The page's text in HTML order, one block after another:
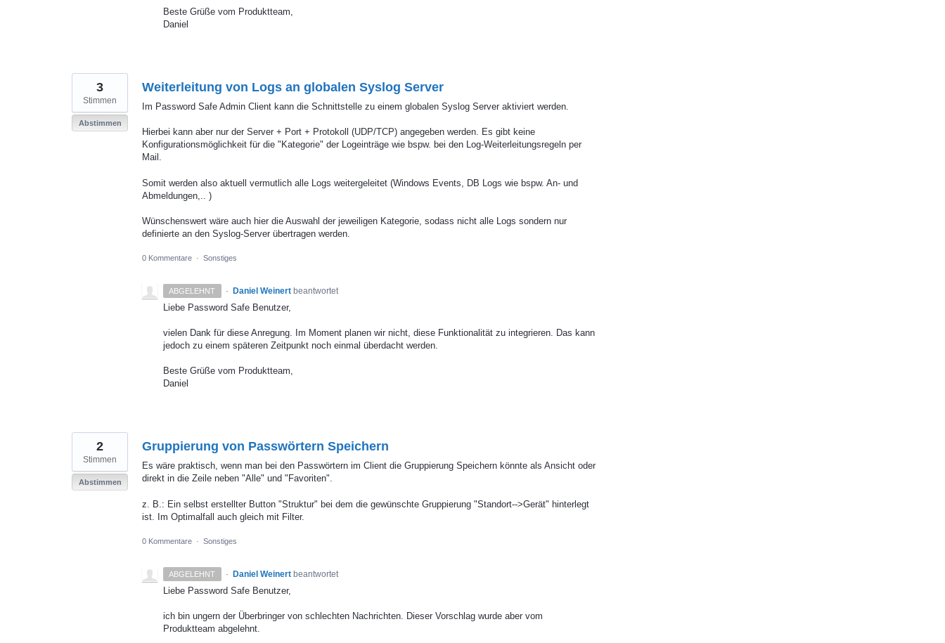
Beste Grüße vom Produktteam,
Daniel
Weiterleitung von Logs an globalen Syslog Server
Im Password Safe Admin Client kann die Schnittstelle zu einem globalen Syslog Server aktiviert werden.
Hierbei kann aber nur der Server + Port + Protokoll (UDP/TCP) angegeben werden. Es gibt keine
Konfigurationsmöglichkeit für die "Kategorie" der Logeinträge wie bspw. bei den Log-Weiterleitungsregeln per
Mail.
Somit werden also aktuell vermutlich alle Logs weitergeleitet (Windows Events, DB Logs wie bspw. An- und
Abmeldungen,.. )
Wünschenswert wäre auch hier die Auswahl der jeweiligen Kategorie, sodass nicht alle Logs sondern nur
definierte an den Syslog-Server übertragen werden.
3
Stimmen
Abstimmen
0 Kommentare · Sonstiges
ABGELEHNT · Daniel Weinert beantwortet
Liebe Password Safe Benutzer,
vielen Dank für diese Anregung. Im Moment planen wir nicht, diese Funktionalität zu integrieren. Das kann
jedoch zu einem späteren Zeitpunkt noch einmal überdacht werden.
Beste Grüße vom Produktteam,
Daniel
Gruppierung von Passwörtern Speichern
Es wäre praktisch, wenn man bei den Passwörtern im Client die Gruppierung Speichern könnte als Ansicht oder
direkt in die Zeile neben "Alle" und "Favoriten".
z. B.: Ein selbst erstellter Button "Struktur" bei dem die gewünschte Gruppierung "Standort-->Gerät" hinterlegt
ist. Im Optimalfall auch gleich mit Filter.
2
Stimmen
Abstimmen
0 Kommentare · Sonstiges
ABGELEHNT · Daniel Weinert beantwortet
Liebe Password Safe Benutzer,
ich bin ungern der Überbringer von schlechten Nachrichten. Dieser Vorschlag wurde aber vom
Produktteam abgelehnt.